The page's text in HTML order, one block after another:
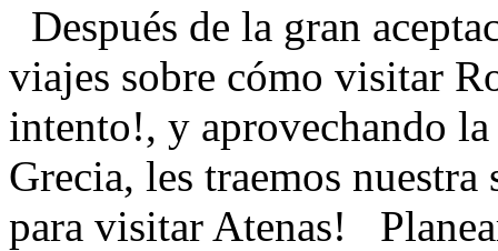
Después de la gran
viajes sobre cómo visitar
intento!, y aprovechando la
Grecia, les traemos
para visitar Atenas!